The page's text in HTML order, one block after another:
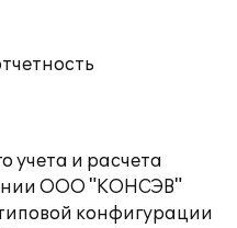
учета и расчета
ООО "КОНСЭВ"
конфигурации